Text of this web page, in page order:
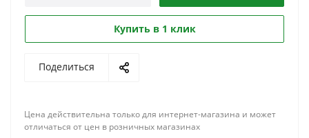
Купить в 1 клик
Поделиться
Цена действительна только для интернет-магазина и может
отличаться от цен в розничных магазинах